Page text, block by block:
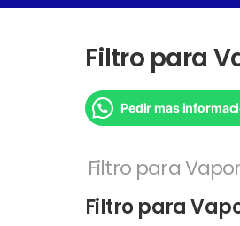
Filtro para
Pedir mas
Filtro para
Filtro para